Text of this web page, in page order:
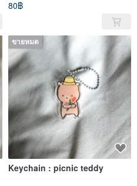
80฿
ขายหมด
Keychain : picnic teddy